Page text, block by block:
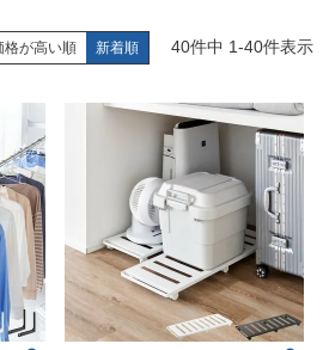
格が高い順 新着順 40件中 1-40件表示